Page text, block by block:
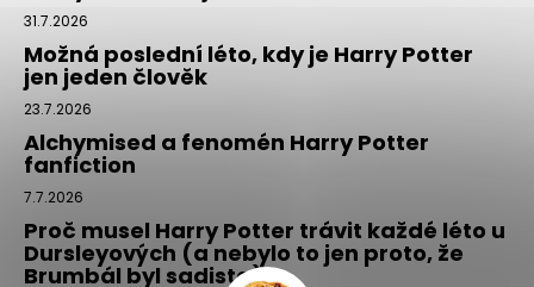
31.7.2026
Možná poslední léto, kdy je Harry Potter
jen jeden člověk
23.7.2026
Alchymised a fenomén Harry Potter
fanfiction
7.7.2026
Proč musel Harry Potter trávit každé léto u
Dursleyových (a nebylo to jen proto, že
Brumbál byl sadista)